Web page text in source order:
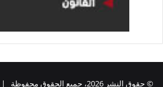
© حقوق النشر 2026، جميع